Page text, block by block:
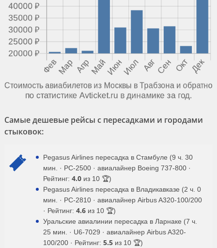
Самые дешевые рейсы с пересадками и городами
стыковок:
Pegasus Airlines пересадка в Стамбуле (9 ч. 30
мин. · PC-2500 · авиалайнер Boeing 737-800 ·
Рейтинг: 4.0 из 10 🏆)
Pegasus Airlines пересадка в Владикавказе (2 ч. 0
мин. · PC-2810 · авиалайнер Airbus A320-100/200
· Рейтинг: 4.6 из 10 🏆)
Уральские авиалинии пересадка в Ларнаке (7 ч.
25 мин. · U6-7029 · авиалайнер Airbus A320-
100/200 · Рейтинг: 5.5 из 10 🏆)